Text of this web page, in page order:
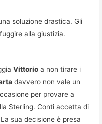
soluzione drastica. Gli
alla giustizia.
Vittorio a non tirare i
davvero non vale un
per provare a
Sterling. Conti accetta di
La sua decisione è presa